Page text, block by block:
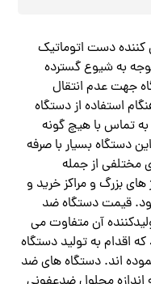
دست اتوماتیک
به شیوع گسترده
جهت عدم انتقال
استفاده از دستگاه
تماس با هیچ گونه
دستگاه بسیار با صرفه
مختلفی از جمله
های بزرگ و مراکز خرید و
قیمت دستگاه ضد
آن متفاوت می
اقدام به تولید دستگاه
اند. دستگاه های ضد